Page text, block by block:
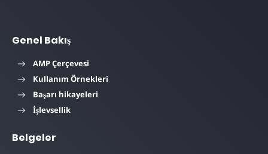
Genel Bakış
AMP Çerçevesi
Kullanım Örnekleri
Başarı hikayeleri
İşlevsellik
Belgeler